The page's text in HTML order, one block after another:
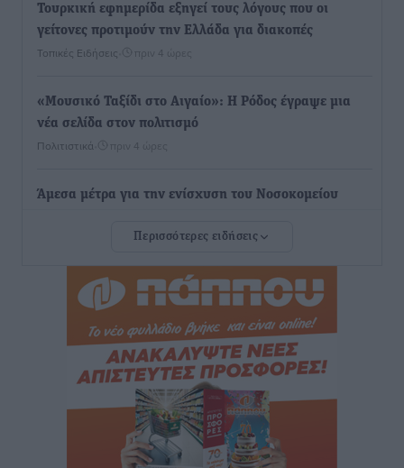
Τουρκική εφημερίδα εξηγεί τους λόγους που οι
γείτονες προτιμούν την Ελλάδα για διακοπές
Τοπικές Ειδήσεις πριν 4 ώρες
«Μουσικό Ταξίδι στο Αιγαίο»: Η Ρόδος έγραψε μια
νέα σελίδα στον πολιτισμό
Πολιτιστικά πριν 4 ώρες
Άμεσα μέτρα για την ενίσχυση του Νοσοκομείου
ανακοίνωσε ο Άδωνις Γεωργιάδης
Iατρικός Σύλλογος Ροδου προς Α. Γεωργιάδη:
Στρατηγικές Προτάσεις για την Ενίσχυση της
Δημόσιας Υγείας στη Νησιωτική Ελλάδα και στα
Νοσοκομεία της Γ΄ Ζώνης
πριν 5 ώρες
Πάνθηρες: Ξεκίνησαν αισιόδοξοι για την παρθενική
Περισσότερες ειδήσεις